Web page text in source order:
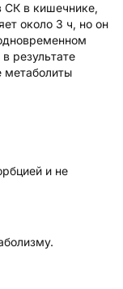
СК в кишечнике,
около 3 ч, но он
результате
и не